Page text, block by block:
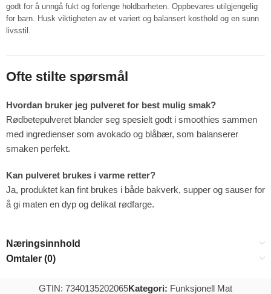
godt for å unngå fukt og forlenge holdbarheten. Oppbevares utilgjengelig
for barn. Husk viktigheten av et variert og balansert kosthold og en sunn
livsstil.
Ofte stilte spørsmål
Hvordan bruker jeg pulveret for best mulig smak?
Rødbetepulveret blander seg spesielt godt i smoothies sammen
med ingredienser som avokado og blåbær, som balanserer
smaken perfekt.
Kan pulveret brukes i varme retter?
Ja, produktet kan fint brukes i både bakverk, supper og sauser for
å gi maten en dyp og delikat rødfarge.
Næringsinnhold
Omtaler (0)
GTIN: 7340135202065Kategori: Funksjonell Mat